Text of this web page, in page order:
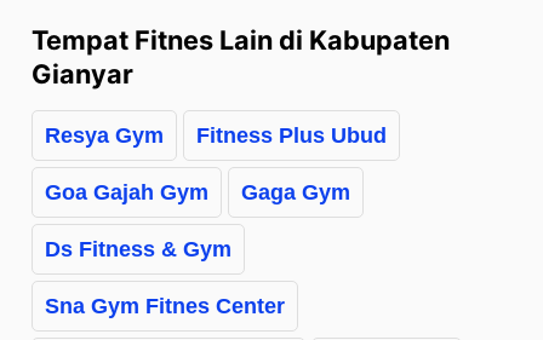
Tempat Fitnes Lain di Kabupaten
Gianyar
Resya Gym Fitness Plus Ubud
Goa Gajah Gym Gaga Gym
Ds Fitness & Gym
Sna Gym Fitnes Center